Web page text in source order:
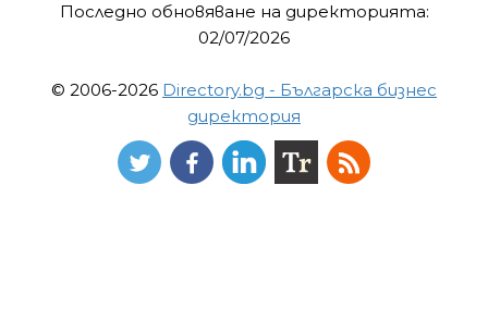
Последно обновяване на директорията:
02/07/2026
© 2006-2026 Directory.bg - Българска бизнес
директория